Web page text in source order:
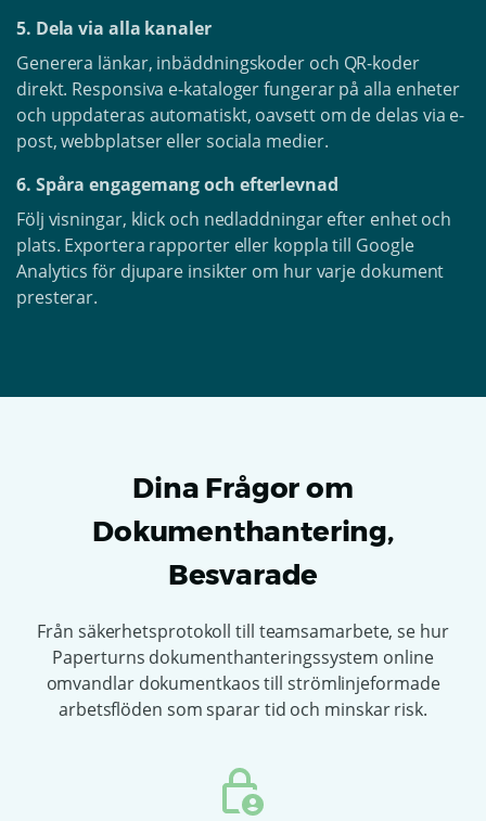
5. Dela via alla kanaler
Generera länkar, inbäddningskoder och QR-koder
direkt. Responsiva e-kataloger fungerar på alla enheter
och uppdateras automatiskt, oavsett om de delas via e-
post, webbplatser eller sociala medier.
6. Spåra engagemang och efterlevnad
Följ visningar, klick och nedladdningar efter enhet och
plats. Exportera rapporter eller koppla till Google
Analytics för djupare insikter om hur varje dokument
presterar.
Dina Frågor om
Dokumenthantering,
Besvarade
Från säkerhetsprotokoll till teamsamarbete, se hur
Paperturns dokumenthanteringssystem online
omvandlar dokumentkaos till strömlinjeformade
arbetsflöden som sparar tid och minskar risk.